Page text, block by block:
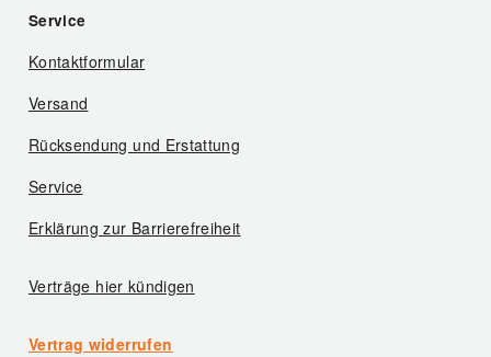
Service
Kontaktformular
Versand
Rücksendung und Erstattung
Service
Erklärung zur Barrierefreiheit
Verträge hier kündigen
Vertrag widerrufen